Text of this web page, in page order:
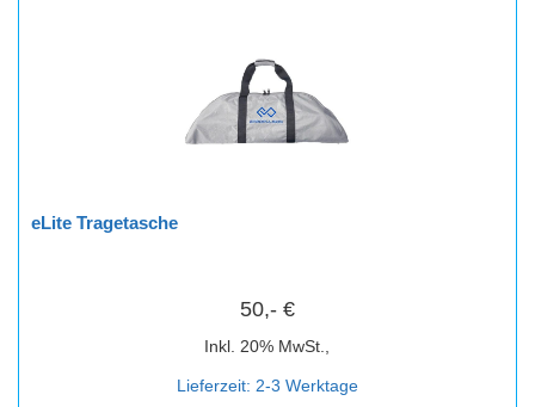
eLite Tragetasche
50,- €
Inkl. 20% MwSt.,
Lieferzeit: 2-3 Werktage